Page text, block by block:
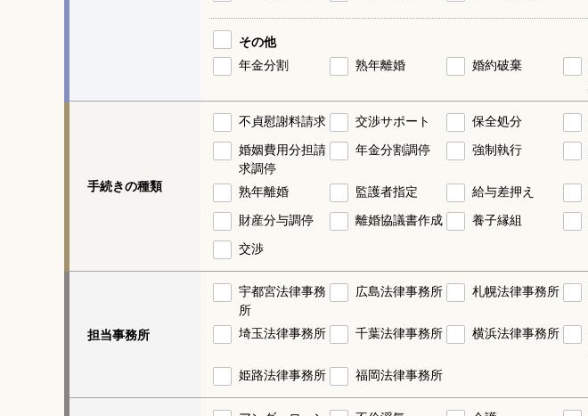
その他
年金分割
熟年離婚 婚約破棄
手続きの種類
不貞慰謝料請求 交渉サポート 保全処分
婚姻費用分担請
求調停
年金分割調停 強制執行
熟年離婚 監護者指定 給与差押え
財産分与調停
離婚協議書作成 養子縁組
交渉
担当事務所
宇都宮法律事務
所
広島法律事務所 札幌法律事務所
埼玉法律事務所 千葉法律事務所 横浜法律事務所
姫路法律事務所 福岡法律事務所